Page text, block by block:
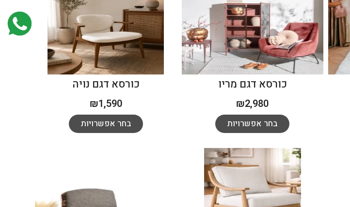
כורסא דגם מריו
₪2,980
בחר אפשרויות
כורסא דגם נויה
₪1,590
בחר אפשרויות